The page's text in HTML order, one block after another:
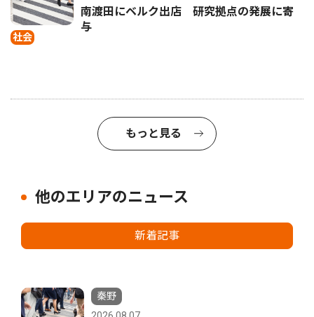
社会
南渡田にベルク出店 研究拠点の発展に寄
与
もっと見る
他のエリアのニュース
新着記事
秦野